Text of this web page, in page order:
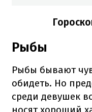
Рыбы
Рыбы бывают
обидеть. Но
среди девушек